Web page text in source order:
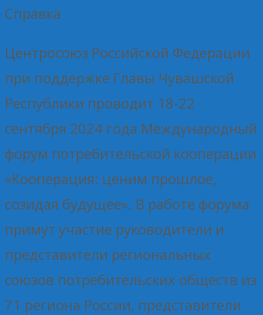
Справка
Центросоюз Российской Федерации
при поддержке Главы Чувашской
Республики проводит 18-22
сентября 2024 года Международный
форум потребительской кооперации
«Кооперация: ценим прошлое,
созидая будущее». В работе форума
примут участие руководители и
представители региональных
союзов потребительских обществ из
71 региона России, представители